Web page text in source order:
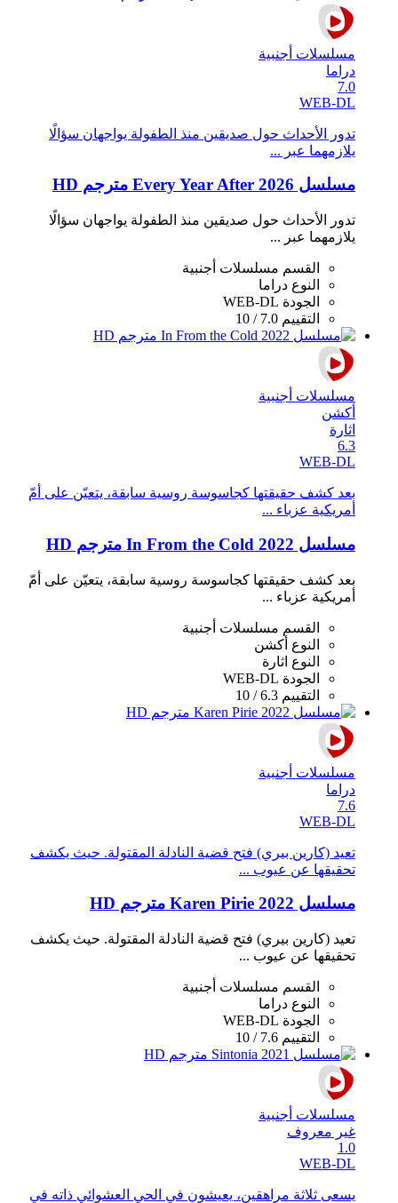
مسلسلات أجنبية
دراما
7.0
WEB-DL
تدور الأحداث حول صديقين منذ الطفولة يواجهان سؤالًا
يلازمهما عبر ...
مسلسل Every Year After 2026 مترجم HD
تدور الأحداث حول صديقين منذ الطفولة يواجهان سؤالًا
يلازمهما عبر ...
القسم مسلسلات أجنبية
النوع دراما
الجودة WEB-DL
التقييم 7.0 / 10
مسلسلات أجنبية
أكشن
اثارة
6.3
WEB-DL
بعد كشف حقيقتها كجاسوسة روسية سابقة، يتعيّن على أمّ
أمريكية عزباء ...
مسلسل In From the Cold 2022 مترجم HD
بعد كشف حقيقتها كجاسوسة روسية سابقة، يتعيّن على أمّ
أمريكية عزباء ...
القسم مسلسلات أجنبية
النوع أكشن
النوع اثارة
الجودة WEB-DL
التقييم 6.3 / 10
مسلسلات أجنبية
دراما
7.6
WEB-DL
تعيد (كارين بيري) فتح قضية النادلة المقتولة. حيث يكشف
تحقيقها عن عيوب ...
مسلسل Karen Pirie 2022 مترجم HD
تعيد (كارين بيري) فتح قضية النادلة المقتولة. حيث يكشف
تحقيقها عن عيوب ...
القسم مسلسلات أجنبية
النوع دراما
الجودة WEB-DL
التقييم 7.6 / 10
مسلسلات أجنبية
غير معروف
1.0
WEB-DL
يسعى ثلاثة مراهقين، يعيشون في الحي العشوائي ذاته في